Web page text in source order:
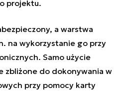
projektu.
a warstwa
na wykorzystanie go przy
Samo użycie
zbliżone do dokonywania w
przy pomocy karty